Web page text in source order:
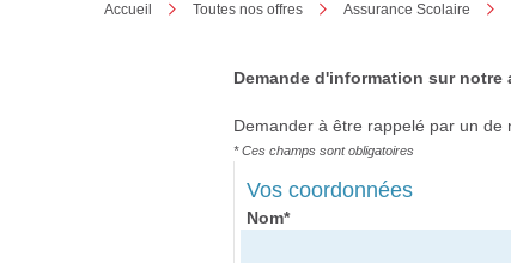
Accueil Toutes nos offres Assurance Scolaire
Demande d'information sur notre
Demander à être rappelé par un
* Ces champs sont obligatoires
Vos coordonnées
Nom*